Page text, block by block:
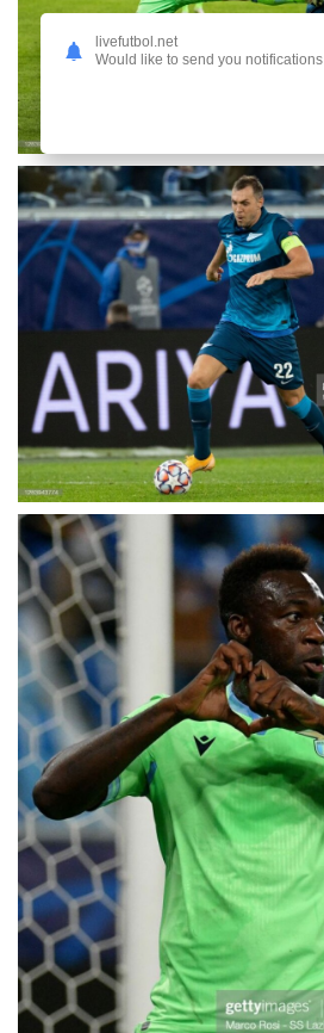
livefutbol.net
Would like to send you notifications